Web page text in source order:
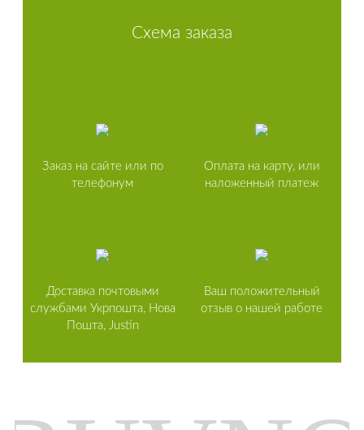
Схема заказа
Заказ на сайте или по
телефонум
Оплата на карту, или
наложенный платеж
Доставка почтовыми
службами Укрпошта, Нова
Пошта, Justin
Ваш положительный
отзыв о нашей работе